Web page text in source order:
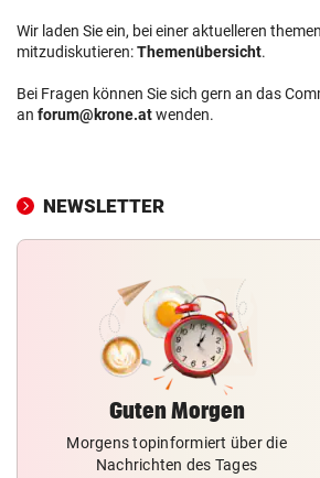
Wir laden Sie ein, bei einer aktuelleren
mitzudiskutieren:Themenübersicht.
Bei Fragen können Sie sich gern an das
an forum@krone.atwenden.
NEWSLETTER
Guten Morgen
Morgens topinformiert über die
Nachrichten des Tages